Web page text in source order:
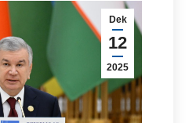
Dek
12
2025